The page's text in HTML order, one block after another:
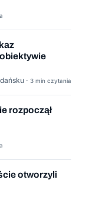
· 3 min czytania
rozpoczął
otworzyli